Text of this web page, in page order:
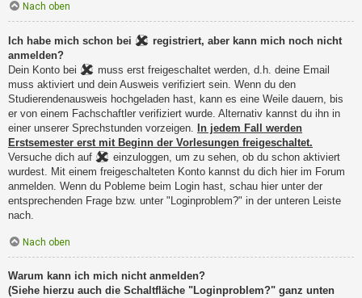
Nach oben
Ich habe mich schon bei
registriert, aber kann mich noch nicht
anmelden?
Dein Konto bei
muss erst freigeschaltet werden, d.h. deine Email
muss aktiviert und dein Ausweis verifiziert sein. Wenn du den
Studierendenausweis hochgeladen hast, kann es eine Weile dauern, bis
er von einem Fachschaftler verifiziert wurde. Alternativ kannst du ihn in
einer unserer Sprechstunden vorzeigen. In jedem Fall werden
Erstsemester erst mit Beginn der Vorlesungen freigeschaltet.
Versuche dich auf
einzuloggen, um zu sehen, ob du schon aktiviert
wurdest. Mit einem freigeschalteten Konto kannst du dich hier im Forum
anmelden. Wenn du Pobleme beim Login hast, schau hier unter der
entsprechenden Frage bzw. unter "Loginproblem?" in der unteren Leiste
nach.
Nach oben
Warum kann ich mich nicht anmelden?
(Siehe hierzu auch die Schaltfläche "Loginproblem?" ganz unten